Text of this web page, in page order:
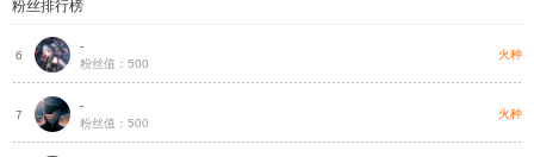
粉丝排行榜
6
-
粉丝值：500
火种
7
-
粉丝值：500
火种